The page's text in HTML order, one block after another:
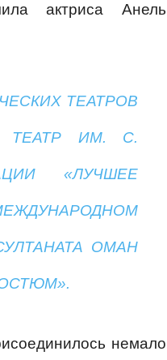
актриса Анель
ТЕАТРОВ
ТЕАТР ИМ. С.
«ЛУЧШЕЕ
ОМАН
немало